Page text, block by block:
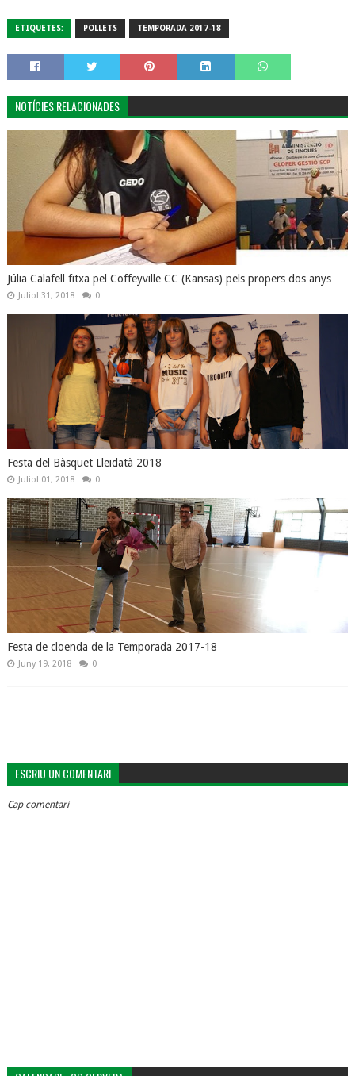
ETIQUETES: POLLETS TEMPORADA 2017-18
NOTÍCIES RELACIONADES
Júlia Calafell fitxa pel Coffeyville CC (Kansas) pels propers dos anys
Juliol 31, 2018 0
Festa del Bàsquet Lleidatà 2018
Juliol 01, 2018 0
Festa de cloenda de la Temporada 2017-18
Juny 19, 2018 0
ESCRIU UN COMENTARI
Cap comentari